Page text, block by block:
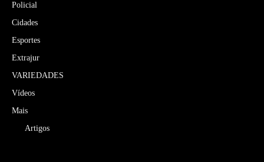
Policial
Cidades
Esportes
Extrajur
VARIEDADES
Vídeos
Mais
Artigos